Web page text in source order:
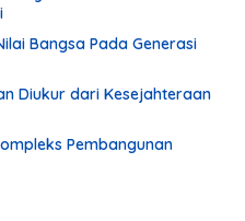
Bangsa Pada Generasi
Diukur dari Kesejahteraan
Pembangunan